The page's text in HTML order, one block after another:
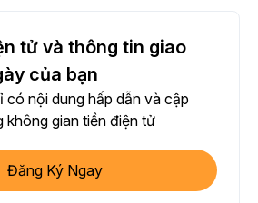
tử và thông tin giao
của bạn
có nội dung hấp dẫn và cập
không gian tiền điện tử
Đăng Ký Ngay